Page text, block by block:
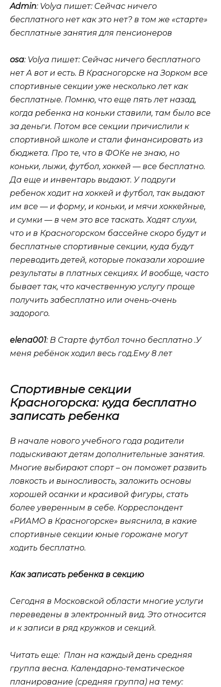
Admin: Volya пишет: Сейчас ничего
бесплатного неткак это нет? в том же «старте»
бесплатные занятия для пенсионеров
osa: Volya пишет: Сейчас ничего бесплатного
нетА вот и есть. В Красногорске на Зорком все
спортивные секции уже несколько лет как
бесплатные. Помню, что еще пять лет назад,
когда ребенка на коньки ставили, там было все
за деньги. Потом все секции причислили к
спортивной школе и стали финансировать из
бюджета. Про те, что в ФОКе не знаю, но
коньки, лыжи, футбол, хоккей — все бесплатно.
Да еще и инвентарь выдают. У подруги
ребенок ходит на хоккей и футбол, так выдают
им все — и форму, и коньки, и мячи хоккейные,
и сумки — в чем это все таскать. Ходят слухи,
что и в Красногорском бассейне скоро будут и
бесплатные спортивные секции, куда будут
переводить детей, которые показали хорошие
результаты в платных секциях. И вообще, часто
бывает так, что качественную услугу проще
получить забесплатно или очень-очень
задорого.
elena001: В Старте футбол точно бесплатно .У
меня ребёнок ходил весь год.Ему 8 лет
Спортивные секции
Красногорска: куда бесплатно
записать ребенка
В начале нового учебного года родители
подыскивают детям дополнительные занятия.
Многие выбирают спорт – он поможет развить
ловкость и выносливость, заложить основы
хорошей осанки и красивой фигуры, стать
более уверенным в себе. Корреспондент
«РИАМО в Красногорске» выяснила, в какие
спортивные секции юные горожане могут
ходить бесплатно.
Как записать ребенка в секцию
Сегодня в Московской области многие услуги
переведены в электронный вид. Это относится
и к записи в ряд кружков и секций.
Читать еще: План на каждый день средняя
группа весна. Календарно-тематическое
планирование (средняя группа) на тему: